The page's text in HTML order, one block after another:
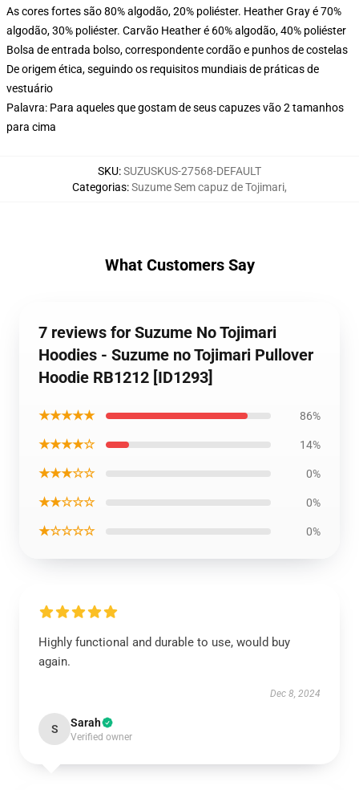
As cores fortes são 80% algodão, 20% poliéster. Heather Gray é 70%
algodão, 30% poliéster. Carvão Heather é 60% algodão, 40% poliéster
Bolsa de entrada bolso, correspondente cordão e punhos de costelas
De origem ética, seguindo os requisitos mundiais de práticas de
vestuário
Palavra: Para aqueles que gostam de seus capuzes vão 2 tamanhos
para cima
SKU:SUZUSKUS-27568-DEFAULT
Categorias:Suzume Sem capuz de Tojimari,
What Customers Say
7 reviews for Suzume No Tojimari
Hoodies - Suzume no Tojimari Pullover
Hoodie RB1212 [ID1293]
★★★★★ 86%
★★★★☆ 14%
★★★☆☆ 0%
★★☆☆☆ 0%
★☆☆☆☆ 0%
Highly functional and durable to use, would buy
again.
Dec 8, 2024
S Sarah
Verified owner